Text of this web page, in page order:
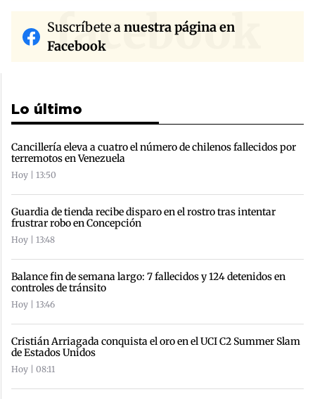
facebook
Suscríbete anuestra página en
Facebook
Lo último
Cancillería eleva a cuatro el número de chilenos fallecidos por
terremotos en Venezuela
Hoy | 13:50
Guardia de tienda recibe disparo en el rostro tras intentar
frustrar robo en Concepción
Hoy | 13:48
Balance fin de semana largo: 7 fallecidos y 124 detenidos en
controles de tránsito
Hoy | 13:46
Cristián Arriagada conquista el oro en el UCI C2 Summer Slam
de Estados Unidos
Hoy | 08:11